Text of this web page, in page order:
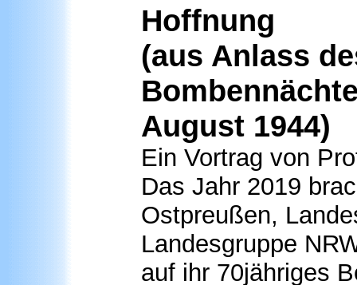
Hoffnung
(aus Anlass
August 1944)
Ein Vortrag von
Das Jahr 2019
Ostpreußen,
Landesgruppe
auf ihr 70jähriges